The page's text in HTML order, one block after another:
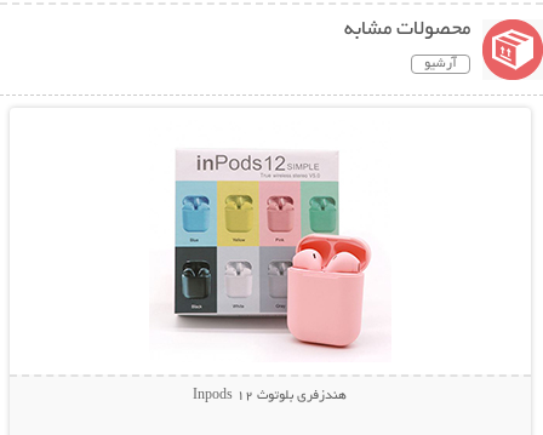
محصولات مشابه
آرشیو
هندزفری بلوتوث Inpods 12